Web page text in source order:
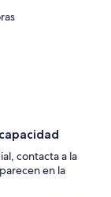
contacta a la
en la